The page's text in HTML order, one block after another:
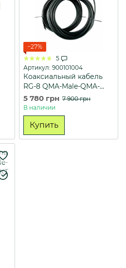
−27%
5
Артикул: 900101004
Коаксиальный кабель
RG-8 QMA-Male-QMA-
Female 20 м КОМПЛЕКТ
(с двух кабелей по 20
метров)
5 780 грн 7 900 грн
В наличии
Купить